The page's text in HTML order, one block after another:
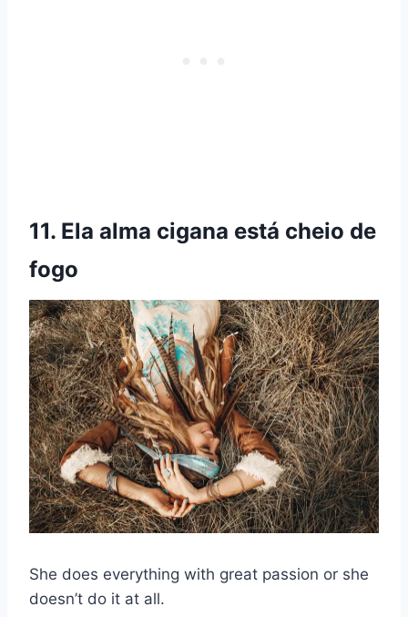
11. Ela alma cigana está cheio de
fogo
She does everything with great passion or she
doesn’t do it at all.